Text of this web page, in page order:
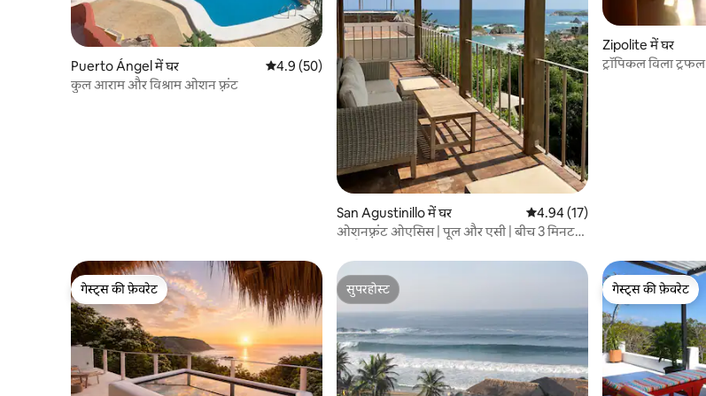
Puerto Ángel में घर औसत रेटिंग 5 में से 4.9, 50 समीक्षाएँ
4.9 (50)
कुल आराम और विश्राम ओशन फ़्रंट
San Agustinillo में घर औसत रेटिंग 5 में से 4.94, 17 समीक्षाएँ
4.94 (17)
ओशनफ़्रंट ओएसिस | पूल और एसी | बीच 3 मिनट
Zipolite में घर
ट्रॉपिकल विला ट्रफल
गेस्ट्स की फ़ेवरेट
गेस्ट्स की फ़ेवरेट
सुपरहोस्ट
सुपरहोस्ट
गेस्ट्स की फ़ेवरेट
गेस्ट्स की फ़ेवरेट